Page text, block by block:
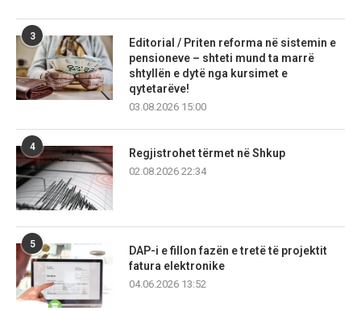
3
Editorial / Priten reforma në sistemin e
pensioneve – shteti mund ta marrë
shtyllën e dytë nga kursimet e
qytetarëve!
03.08.2026 15:00
4
Regjistrohet tërmet në Shkup
02.08.2026 22:34
5
DAP-i e fillon fazën e tretë të projektit
fatura elektronike
04.06.2026 13:52